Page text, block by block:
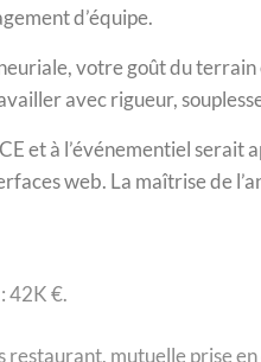
d’équipe.
votre goût du terrain
avec rigueur,
et à l’événementiel serait
web. La maîtrise de
42K €.
mutuelle prise